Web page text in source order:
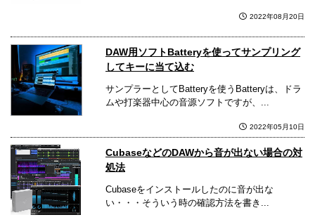
2022年08月20日
DAW用ソフトBatteryを使ってサンプリング
してキーに当て込む
サンプラーとしてBatteryを使うBatteryは、ドラ
ムや打楽器中心の音源ソフトですが、...
2022年05月10日
CubaseなどのDAWから音が出ない場合の対
処法
Cubaseをインストールしたのに音が出な
い・・・そういう時の確認方法を書き...